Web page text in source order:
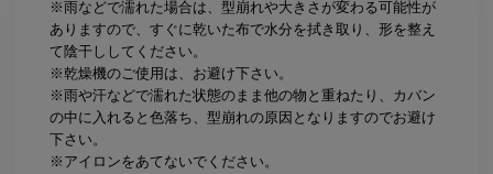
※雨などで濡れた場合は、型崩れや大きさが変わる可能性が
ありますので、すぐに乾いた布で水分を拭き取り、形を整え
て陰干ししてください。
※乾燥機のご使用は、お避け下さい。
※雨や汗などで濡れた状態のまま他の物と重ねたり、カバン
の中に入れると色落ち、型崩れの原因となりますのでお避け
下さい。
※アイロンをあてないでください。